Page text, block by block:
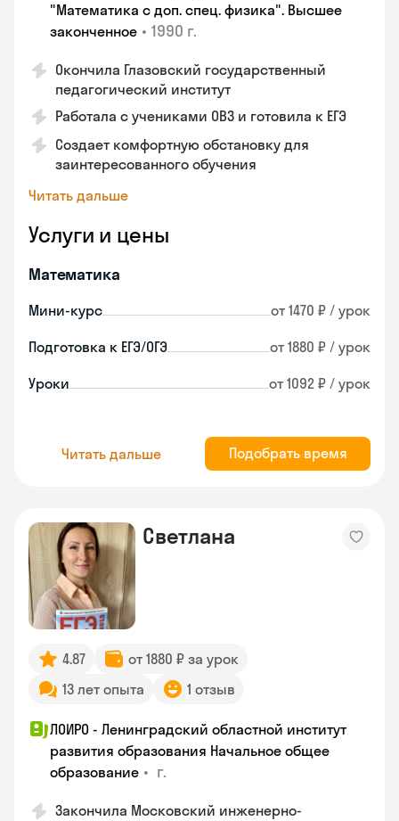
"Математика с доп. спец. физика". Высшее
законченное • 1990 г.
Окончила Глазовский государственный
педагогический институт
Работала с учениками ОВЗ и готовила к ЕГЭ
Создает комфортную обстановку для
заинтересованного обучения
Читать дальше
Услуги и цены
Математика
Мини-курс от 1470 ₽ / урок
Подготовка к ЕГЭ/ОГЭ от 1880 ₽ / урок
Уроки от 1092 ₽ / урок
Читать дальше Подобрать время
Светлана
4.87
от 1880 ₽ за урок
13 лет опыта
1 отзыв
ЛОИРО - Ленинградский областной институт
развития образования Начальное общее
образование • г.
Закончила Московский инженерно-